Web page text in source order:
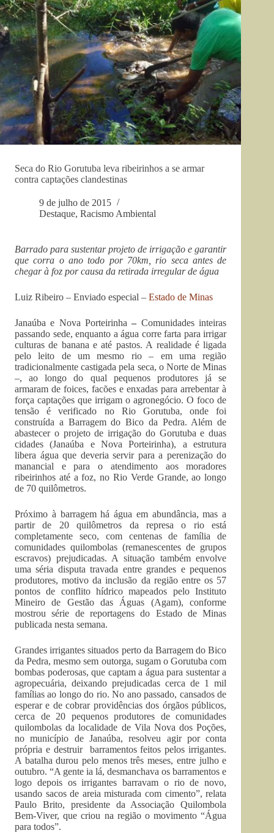
Seca do Rio Gorutuba leva ribeirinhos a se armar
contra captações clandestinas
9 de julho de 2015
Destaque, Racismo Ambiental
Barrado para sustentar projeto de irrigação e garantir
que corra o ano todo por 70km, rio seca antes de
chegar à foz por causa da retirada irregular de água
Luiz Ribeiro – Enviado especial – Estado de Minas
Janaúba e Nova Porteirinha – Comunidades inteiras
passando sede, enquanto a água corre farta para irrigar
culturas de banana e até pastos. A realidade é ligada
pelo leito de um mesmo rio – em uma região
tradicionalmente castigada pela seca, o Norte de Minas
–, ao longo do qual pequenos produtores já se
armaram de foices, facões e enxadas para arrebentar à
força captações que irrigam o agronegócio. O foco de
tensão é verificado no Rio Gorutuba, onde foi
construída a Barragem do Bico da Pedra. Além de
abastecer o projeto de irrigação do Gorutuba e duas
cidades (Janaúba e Nova Porteirinha), a estrutura
libera água que deveria servir para a perenização do
manancial e para o atendimento aos moradores
ribeirinhos até a foz, no Rio Verde Grande, ao longo
de 70 quilômetros.
Próximo à barragem há água em abundância, mas a
partir de 20 quilômetros da represa o rio está
completamente seco, com centenas de família de
comunidades quilombolas (remanescentes de grupos
escravos) prejudicadas. A situação também envolve
uma séria disputa travada entre grandes e pequenos
produtores, motivo da inclusão da região entre os 57
pontos de conflito hídrico mapeados pelo Instituto
Mineiro de Gestão das Águas (Agam), conforme
mostrou série de reportagens do Estado de Minas
publicada nesta semana.
Grandes irrigantes situados perto da Barragem do Bico
da Pedra, mesmo sem outorga, sugam o Gorutuba com
bombas poderosas, que captam a água para sustentar a
agropecuária, deixando prejudicadas cerca de 1 mil
famílias ao longo do rio. No ano passado, cansados de
esperar e de cobrar providências dos órgãos públicos,
cerca de 20 pequenos produtores de comunidades
quilombolas da localidade de Vila Nova dos Poções,
no município de Janaúba, resolveu agir por conta
própria e destruir barramentos feitos pelos irrigantes.
A batalha durou pelo menos três meses, entre julho e
outubro. “A gente ia lá, desmanchava os barramentos e
logo depois os irrigantes barravam o rio de novo,
usando sacos de areia misturada com cimento”, relata
Paulo Brito, presidente da Associação Quilombola
Bem-Viver, que criou na região o movimento “Água
para todos”.